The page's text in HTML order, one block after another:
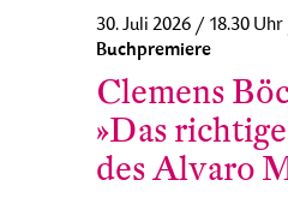
30. Juli 2026 / 18.30
Buchpremiere
Clemens
»Das
des Alvaro